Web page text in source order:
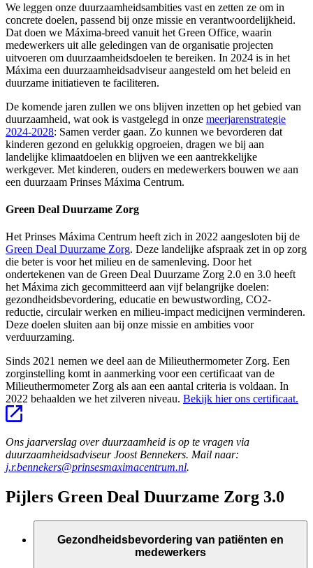
We leggen onze duurzaamheidsambities vast en zetten ze om in
concrete doelen, passend bij onze missie en verantwoordelijkheid.
Dat doen we Máxima-breed vanuit het Green Office, waarin
medewerkers uit alle geledingen van de organisatie projecten
uitvoeren om duurzaamheidsdoelen te bereiken. In 2024 is in het
Máxima een duurzaamheidsadviseur aangesteld om het beleid en
duurzame initiatieven te faciliteren.
De komende jaren zullen we ons blijven inzetten op het gebied van
duurzaamheid, wat ook is vastgelegd in onze meerjarenstrategie
2024-2028: Samen verder gaan. Zo kunnen we bevorderen dat
kinderen gezond en gelukkig opgroeien, dragen we bij aan
landelijke klimaatdoelen en blijven we een aantrekkelijke
werkgever. Met kinderen, ouders en medewerkers bouwen we aan
een duurzaam Prinses Máxima Centrum.
Green Deal Duurzame Zorg
Het Prinses Máxima Centrum heeft zich in 2022 aangesloten bij de
Green Deal Duurzame Zorg. Deze landelijke afspraak zet in op zorg
die beter is voor het milieu en de samenleving. Door het
ondertekenen van de Green Deal Duurzame Zorg 2.0 en 3.0 heeft
het Máxima zich gecommitteerd aan vijf belangrijke doelen:
gezondheidsbevordering, educatie en bewustwording, CO2-
reductie, circulair werken en milieu-impact medicijnen verminderen.
Deze doelen sluiten aan bij onze missie en ambities voor
verduurzaming.
Sinds 2021 nemen we deel aan de Milieuthermometer Zorg. Een
zorginstelling komt in aanmerking voor een certificaat van de
Milieuthermometer Zorg als aan een aantal criteria is voldaan. In
2022 behaalden we het zilveren niveau. Bekijk hier ons certificaat.
Ons jaarverslag over duurzaamheid is op te vragen via
duurzaamheidsadviseur Joost Bennekers. Mail naar:
j.r.bennekers@prinsesmaximacentrum.nl.
Pijlers Green Deal Duurzame Zorg 3.0
Gezondheidsbevordering van patiënten en
medewerkers